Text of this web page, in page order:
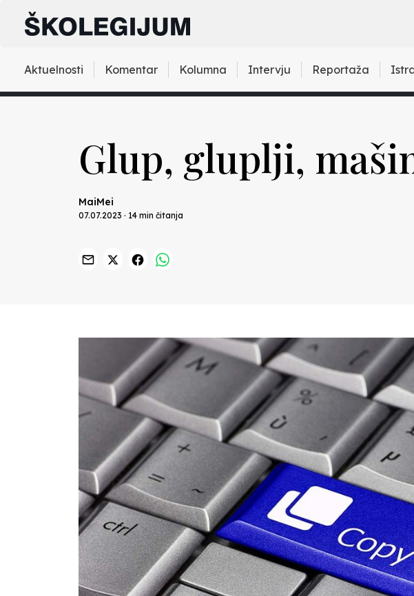
Aktuelnosti Komentar Kolumna Intervju Reportaža
Glup, gluplji,
MaiMei
07.07.2023 · 14 min čitanja